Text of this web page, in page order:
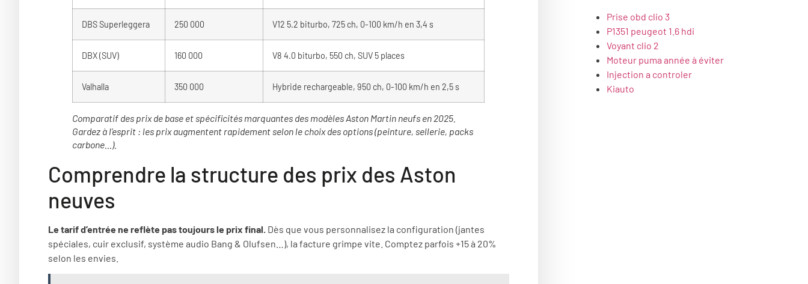
DBS Superleggera 250 000 V12 5.2 biturbo, 725 ch, 0-100 km/h en 3,4 s
DBX (SUV) 160 000 V8 4.0 biturbo, 550 ch, SUV 5 places
Valhalla 350 000 Hybride rechargeable, 950 ch, 0-100 km/h en 2,5 s
Comparatif des prix de base et spécificités marquantes des modèles Aston Martin neufs en 2025.
Gardez à l’esprit : les prix augmentent rapidement selon le choix des options (peinture, sellerie, packs
carbone…).
Comprendre la structure des prix des Aston
neuves
Le tarif d’entrée ne reflète pas toujours le prix final. Dès que vous personnalisez la configuration (jantes
spéciales, cuir exclusif, système audio Bang & Olufsen…), la facture grimpe vite. Comptez parfois +15 à 20%
selon les envies.
Prise obd clio 3
P1351 peugeot 1.6 hdi
Voyant clio 2
Moteur puma année à éviter
Injection a controler
Kiauto